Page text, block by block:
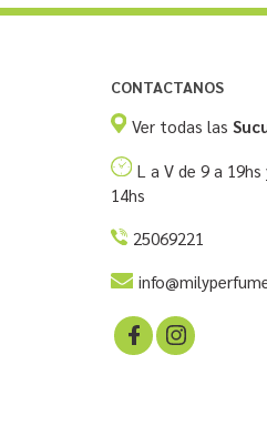
CONTACTANOS
Ver todas las
L a V de 9 a 19hs
14hs
25069221